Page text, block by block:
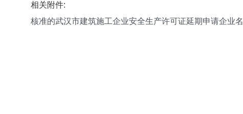
相关附件:
核准的武汉市建筑施工企业安全生产许可证延期申请企业